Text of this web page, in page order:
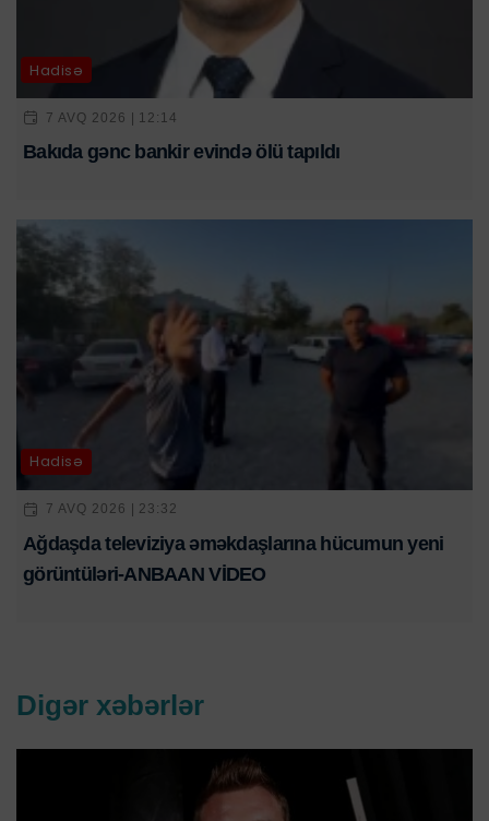
Hadisə
7 AVQ 2026 | 12:14
Bakıda gənc bankir evində ölü tapıldı
Hadisə
7 AVQ 2026 | 23:32
Ağdaşda televiziya əməkdaşlarına hücumun yeni
görüntüləri-ANBAAN VİDEO
Digər xəbərlər